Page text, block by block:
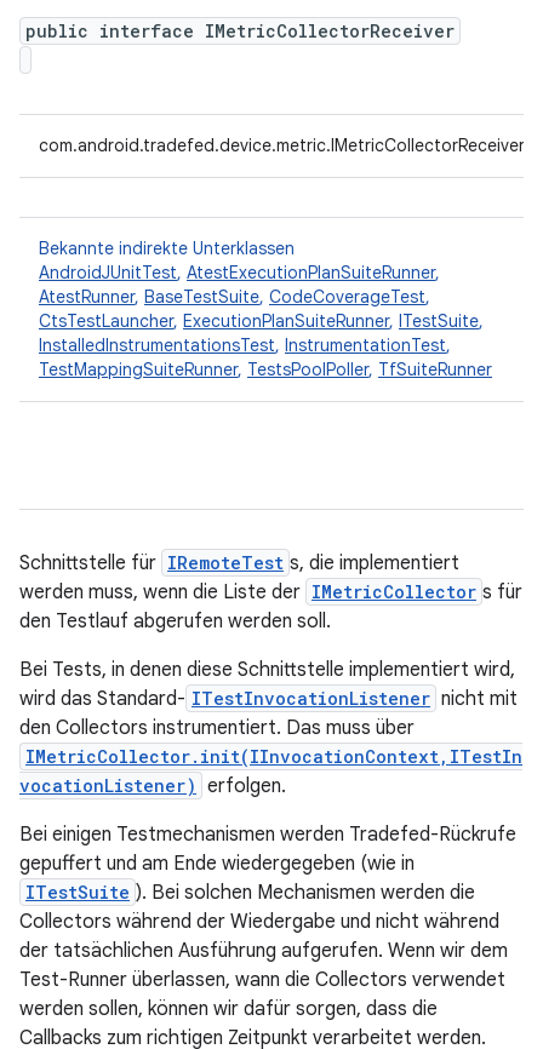
public interface IMetricCollectorReceiver
com.android.tradefed.device.metric.IMetricCollectorReceiver
Bekannte indirekte Unterklassen
AndroidJUnitTest, AtestExecutionPlanSuiteRunner,
AtestRunner, BaseTestSuite, CodeCoverageTest,
CtsTestLauncher, ExecutionPlanSuiteRunner, ITestSuite,
InstalledInstrumentationsTest, InstrumentationTest,
TestMappingSuiteRunner, TestsPoolPoller, TfSuiteRunner
Schnittstelle für IRemoteTest s, die implementiert
werden muss, wenn die Liste der IMetricCollector s für
den Testlauf abgerufen werden soll.
Bei Tests, in denen diese Schnittstelle implementiert wird,
wird das Standard- ITestInvocationListener nicht mit
den Collectors instrumentiert. Das muss über
IMetricCollector.init(IInvocationContext,ITestIn
vocationListener) erfolgen.
Bei einigen Testmechanismen werden Tradefed-Rückrufe
gepuffert und am Ende wiedergegeben (wie in
ITestSuite ). Bei solchen Mechanismen werden die
Collectors während der Wiedergabe und nicht während
der tatsächlichen Ausführung aufgerufen. Wenn wir dem
Test-Runner überlassen, wann die Collectors verwendet
werden sollen, können wir dafür sorgen, dass die
Callbacks zum richtigen Zeitpunkt verarbeitet werden.